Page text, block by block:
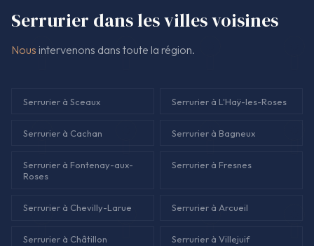
Serrurier dans les villes voisines
Nous intervenons dans toute la région.
Serrurier à Sceaux Serrurier à L'Haÿ-les-Roses
Serrurier à Cachan Serrurier à Bagneux
Serrurier à Fontenay-aux-
Roses
Serrurier à Fresnes
Serrurier à Chevilly-Larue Serrurier à Arcueil
Serrurier à Châtillon Serrurier à Villejuif